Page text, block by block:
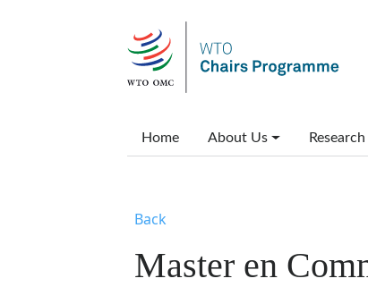
Main menu
Home About Us Research
Back
Master en